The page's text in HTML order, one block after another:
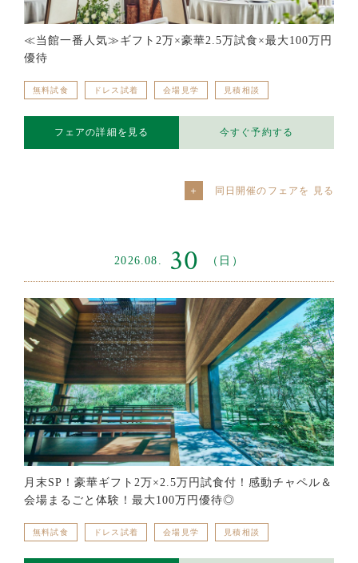
≪当館一番人気≫ギフト2万×豪華2.5万試食×最大100万円
優待
無料試食 ドレス試着 会場見学 見積相談
フェアの詳細を見る 今すぐ予約する
同日開催のフェアを
2026.08. 30 （日）
月末SP！豪華ギフト2万×2.5万円試食付！感動チャペル＆
会場まるごと体験！最大100万円優待◎
無料試食 ドレス試着 会場見学 見積相談